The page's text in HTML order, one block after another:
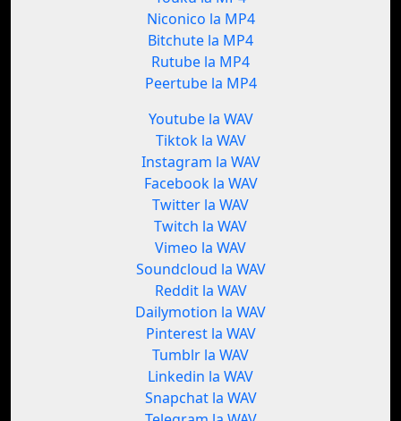
Niconico la MP4
Bitchute la MP4
Rutube la MP4
Peertube la MP4
Youtube la WAV
Tiktok la WAV
Instagram la WAV
Facebook la WAV
Twitter la WAV
Twitch la WAV
Vimeo la WAV
Soundcloud la WAV
Reddit la WAV
Dailymotion la WAV
Pinterest la WAV
Tumblr la WAV
Linkedin la WAV
Snapchat la WAV